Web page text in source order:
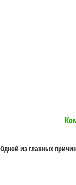
Одной из главных